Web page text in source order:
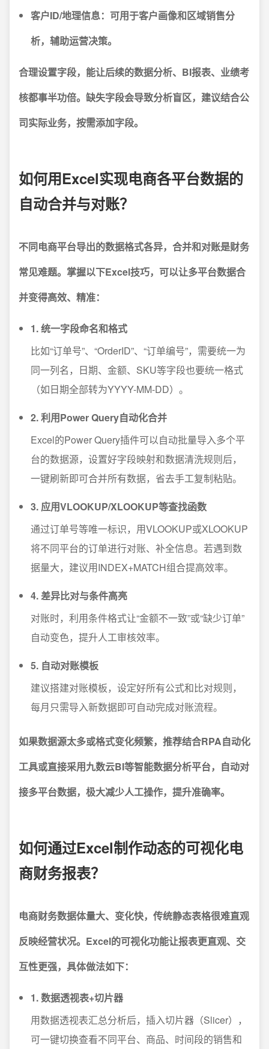
客户ID/地理信息：可用于客户画像和区域销售分
析，辅助运营决策。
合理设置字段，能让后续的数据分析、BI报表、业绩考
核都事半功倍。缺失字段会导致分析盲区，建议结合公
司实际业务，按需添加字段。
如何用Excel实现电商各平台数据的
自动合并与对账？
不同电商平台导出的数据格式各异，合并和对账是财务
常见难题。掌握以下Excel技巧，可以让多平台数据合
并变得高效、精准：
1. 统一字段命名和格式
比如“订单号”、“OrderID”、“订单编号”，需要统一为
同一列名，日期、金额、SKU等字段也要统一格式
（如日期全部转为YYYY-MM-DD）。
2. 利用Power Query自动化合并
Excel的Power Query插件可以自动批量导入多个平
台的数据源，设置好字段映射和数据清洗规则后，
一键刷新即可合并所有数据，省去手工复制粘贴。
3. 应用VLOOKUP/XLOOKUP等查找函数
通过订单号等唯一标识，用VLOOKUP或XLOOKUP
将不同平台的订单进行对账、补全信息。若遇到数
据量大，建议用INDEX+MATCH组合提高效率。
4. 差异比对与条件高亮
对账时，利用条件格式让“金额不一致”或“缺少订单”
自动变色，提升人工审核效率。
5. 自动对账模板
建议搭建对账模板，设定好所有公式和比对规则，
每月只需导入新数据即可自动完成对账流程。
如果数据源太多或格式变化频繁，推荐结合RPA自动化
工具或直接采用九数云BI等智能数据分析平台，自动对
接多平台数据，极大减少人工操作，提升准确率。
如何通过Excel制作动态的可视化电
商财务报表？
电商财务数据体量大、变化快，传统静态表格很难直观
反映经营状况。Excel的可视化功能让报表更直观、交
互性更强，具体做法如下：
1. 数据透视表+切片器
用数据透视表汇总分析后，插入切片器（Slicer），
可一键切换查看不同平台、商品、时间段的销售和